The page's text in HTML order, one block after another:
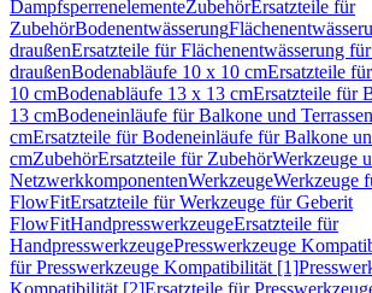
DampfsperrenelementeZubehörErsatzteile für
ZubehörBodenentwässerung
draußenErsatzteile für Flächenentwässerung
draußenBodenabläufe 10 x 10 cmErsatzteile
10 cmBodenabläufe 13 x 13 cmErsatzteile für
13 cmBodeneinläufe für Balkone und
cmErsatzteile für Bodeneinläufe für Balkone
cmZubehörErsatzteile für ZubehörWerkzeuge
NetzwerkkomponentenWerkzeugeWerkzeuge
FlowFitErsatzteile für Werkzeuge für Geberit
FlowFitHandpresswerkzeugeErsatzteile für
HandpresswerkzeugePresswerkzeuge
für Presswerkzeuge Kompatibilität [1]
Kompatibilität [2]Ersatzteile für